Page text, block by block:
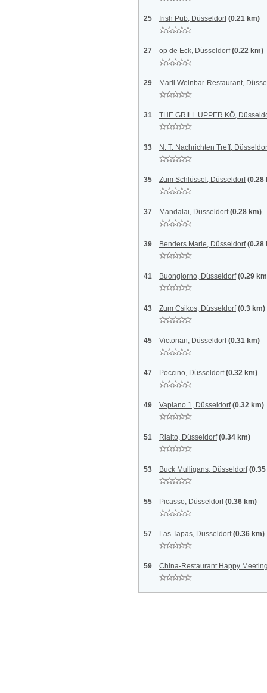
25 Irish Pub, Düsseldorf (0.21 km)
27 op de Eck, Düsseldorf (0.22 km)
29 Marli Weinbar-Restaurant,
31 THE GRILL UPPER KÖ,
33 N. T. Nachrichten Treff,
35 Zum Schlüssel, Düsseldorf (0.28
37 Mandalai, Düsseldorf (0.28 km)
39 Benders Marie, Düsseldorf (0.28
41 Buongiorno, Düsseldorf (0.29
43 Zum Csikos, Düsseldorf (0.3 km)
45 Victorian, Düsseldorf (0.31 km)
47 Poccino, Düsseldorf (0.32 km)
49 Vapiano 1, Düsseldorf (0.32 km)
51 Rialto, Düsseldorf (0.34 km)
53 Buck Mulligans, Düsseldorf
55 Picasso, Düsseldorf (0.36 km)
57 Las Tapas, Düsseldorf (0.36 km)
59 China-Restaurant Happy